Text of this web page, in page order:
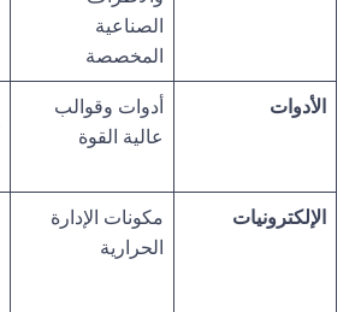
الصناعية
المخصصة
الأدوات
أدوات وقوالب
عالية القوة
الإلكترونيات
مكونات الإدارة
الحرارية